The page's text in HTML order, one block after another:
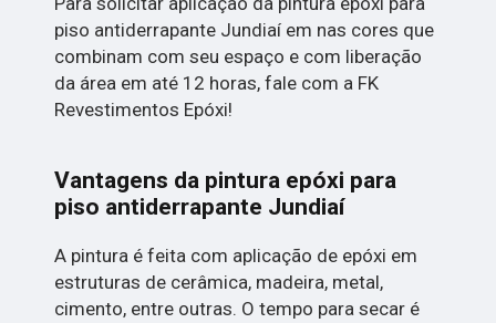
piso antiderrapante Jundiaí em nas cores que
combinam com seu espaço e com liberação
da área em até 12 horas, fale com a FK
Revestimentos Epóxi!
Vantagens da pintura epóxi para
piso antiderrapante Jundiaí
A pintura é feita com aplicação de epóxi em
estruturas de cerâmica, madeira, metal,
cimento, entre outras. O tempo para secar é